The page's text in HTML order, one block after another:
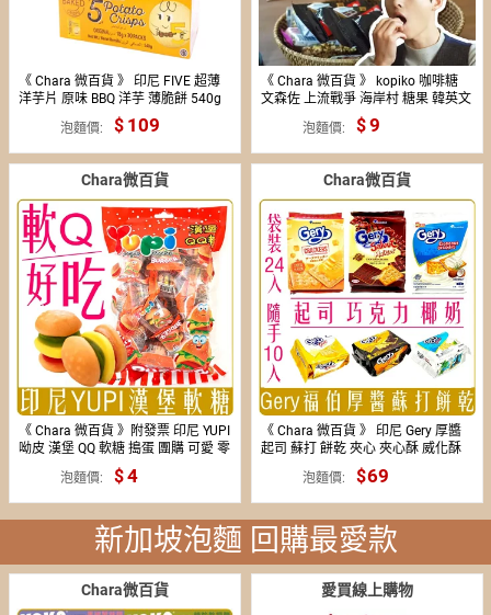
《 Chara 微百貨 》 印尼 FIVE 超薄
洋芋片 原味 BBQ 洋芋 薄脆餅 540g
泡麵價 109
《 Chara 微百貨 》 kopiko 咖啡糖
文森佐 上流戰爭 海岸村 糖果 韓英文
包裝混出 散出 膠囊式包裝 袋裝
泡麵價 9
Chara微百貨
《 Chara 微百貨 》附發票 印尼 YUPI
呦皮 漢堡 QQ 軟糖 搗蛋 團購 可愛 零
嘴 零食 好吃 萬聖節
泡麵價 4
Chara微百貨
《 Chara 微百貨 》 印尼 Gery 厚醬
起司 蘇打 餅乾 夾心 夾心酥 威化酥
saluut 椰子 巧克力
泡麵價 28
69
新加坡泡麵 回購最愛款
Chara微百貨 愛買線上購物